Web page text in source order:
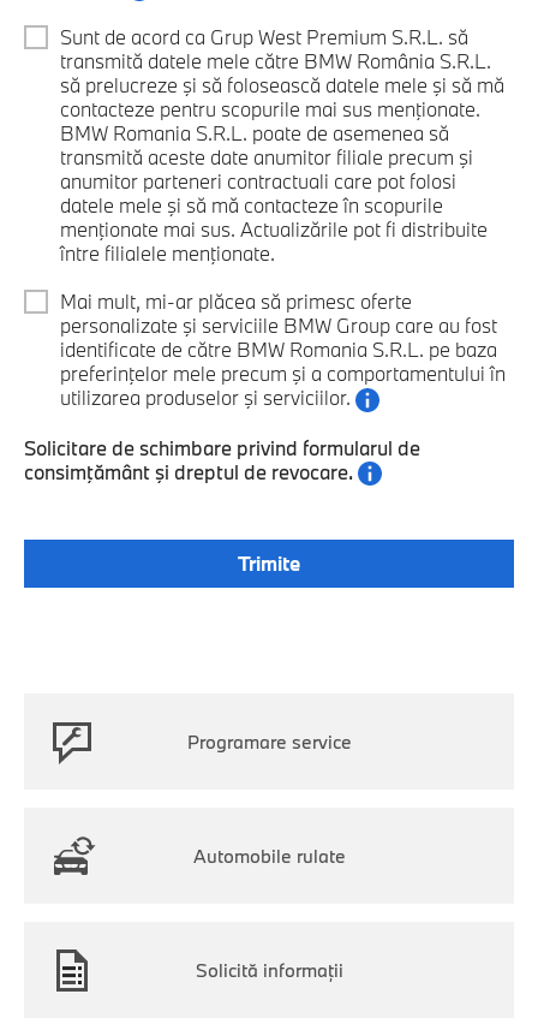
Sunt de acord ca Grup West Premium S.R.L. să
transmită datele mele către BMW România S.R.L.
să prelucreze şi să folosească datele mele şi să mă
contacteze pentru scopurile mai sus menţionate.
BMW Romania S.R.L. poate de asemenea să
transmită aceste date anumitor filiale precum şi
anumitor parteneri contractuali care pot folosi
datele mele şi să mă contacteze în scopurile
menţionate mai sus. Actualizările pot fi distribuite
între filialele menţionate.
Mai mult, mi-ar plăcea să primesc oferte
personalizate şi serviciile BMW Group care au fost
identificate de către BMW Romania S.R.L. pe baza
preferinţelor mele precum şi a comportamentului în
utilizarea produselor şi serviciilor.
Solicitare de schimbare privind formularul de
consimţământ şi dreptul de revocare.
Programare service
Automobile rulate
Solicită informaţii